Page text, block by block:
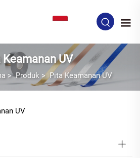
Keamanan UV
>Produk > Pita Keamanan UV
UV